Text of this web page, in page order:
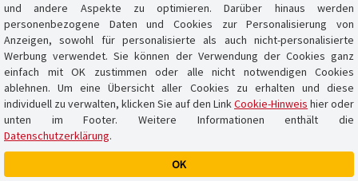
und andere Aspekte zu optimieren. Darüber hinaus werden
personenbezogene Daten und Cookies zur Personalisierung von
Anzeigen, sowohl für personalisierte als auch nicht-personalisierte
Werbung verwendet. Sie können der Verwendung der Cookies ganz
einfach mit OK zustimmen oder alle nicht notwendigen Cookies
ablehnen. Um eine Übersicht aller Cookies zu erhalten und diese
individuell zu verwalten, klicken Sie auf den LinkCookie-Hinweis hier oder
unten im Footer. Weitere Informationen enthält die
Datenschutzerklärung.
OK